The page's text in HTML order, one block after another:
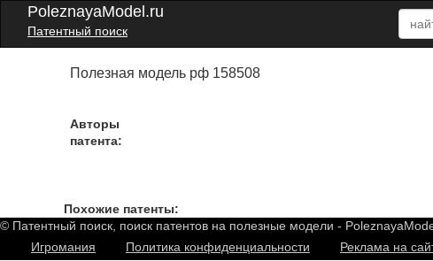
PoleznayaModel.ru
Патентный поиск
Полезная модель рф 158508
Авторы
патента:
Похожие патенты:
© Патентный поиск, поиск патентов на полезные модели -
Игромания
Политика конфиденциальности Реклама на